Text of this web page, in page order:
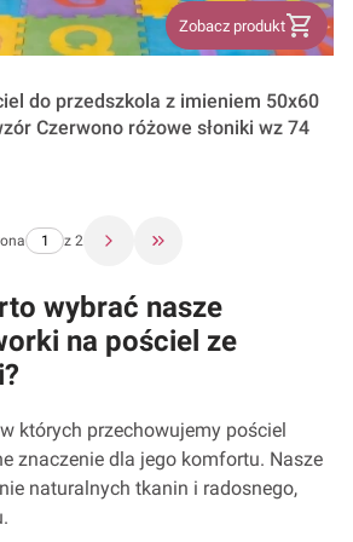
Zobacz produkt
do przedszkola z imieniem 50x60
Czerwono różowe słoniki wz 74
z 2 Przejdź do ostatniej
wybrać nasze
na pościel ze
których przechowujemy pościel
znaczenie dla jego komfortu. Nasze
naturalnych tkanin i radosnego,